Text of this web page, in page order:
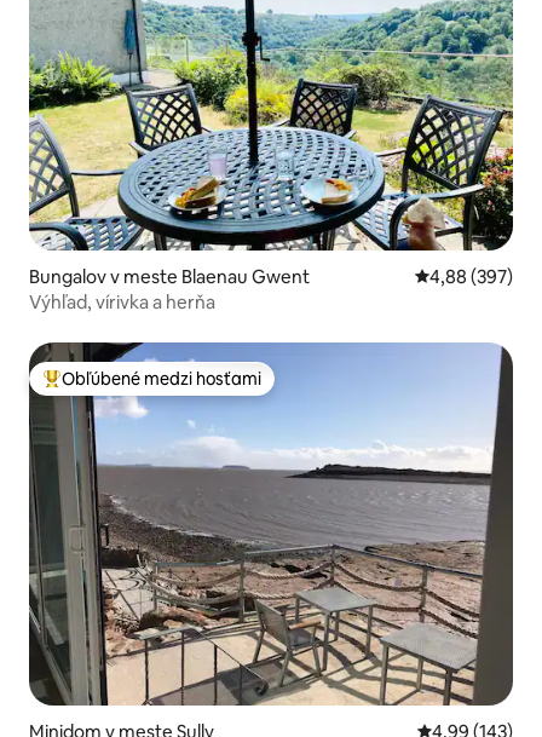
Bungalov v meste Blaenau Gwent Priemerné
4,88 (397)
Výhľad, vírivka a herňa
Najobľúbenejšie medzi hosťami
Obľúbené medzi hosťami
Minidom v meste Sully Priemerné
4,99 (143)